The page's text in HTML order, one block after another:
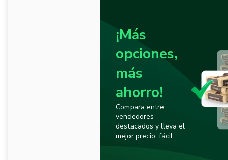
¡Más
opciones,
más
ahorro!
Compara entre
vendedores
destacados y lleva el
mejor precio, fácil.